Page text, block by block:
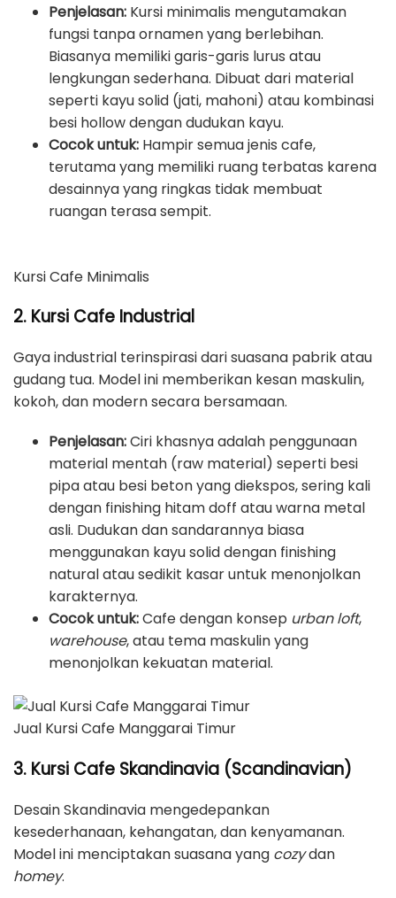
Penjelasan: Kursi minimalis mengutamakan
fungsi tanpa ornamen yang berlebihan.
Biasanya memiliki garis-garis lurus atau
lengkungan sederhana. Dibuat dari material
seperti kayu solid (jati, mahoni) atau kombinasi
besi hollow dengan dudukan kayu.
Cocok untuk: Hampir semua jenis cafe,
terutama yang memiliki ruang terbatas karena
desainnya yang ringkas tidak membuat
ruangan terasa sempit.
Kursi Cafe Minimalis
2. Kursi Cafe Industrial
Gaya industrial terinspirasi dari suasana pabrik atau
gudang tua. Model ini memberikan kesan maskulin,
kokoh, dan modern secara bersamaan.
Penjelasan:Ciri khasnya adalah penggunaan
material mentah (raw material) seperti besi
pipa atau besi beton yang diekspos, sering kali
dengan finishing hitam doff atau warna metal
asli. Dudukan dan sandarannya biasa
menggunakan kayu solid dengan finishing
natural atau sedikit kasar untuk menonjolkan
karakternya.
Cocok untuk:Cafe dengan konsep urban loft,
warehouse, atau tema maskulin yang
menonjolkan kekuatan material.
Jual Kursi Cafe Manggarai Timur
3. Kursi Cafe Skandinavia (Scandinavian)
Desain Skandinavia mengedepankan
kesederhanaan, kehangatan, dan kenyamanan.
Model ini menciptakan suasana yang cozydan
homey.